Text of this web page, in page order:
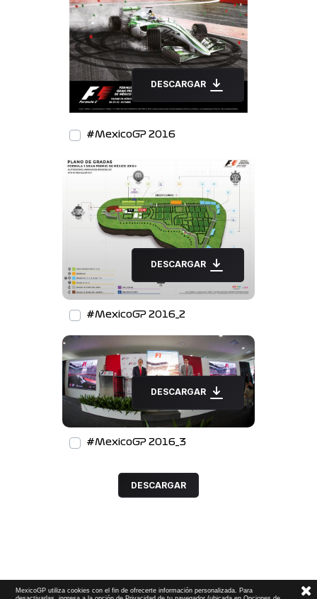
DESCARGAR
#MexicoGP 2016
DESCARGAR
#MexicoGP 2016_2
DESCARGAR
#MexicoGP 2016_3
DESCARGAR
MexicoGP utiliza cookies con el fin de ofrecerte información personalizada. Para